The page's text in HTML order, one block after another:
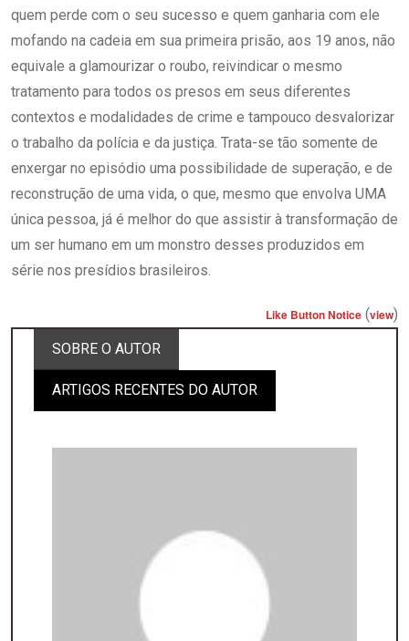
quem perde com o seu sucesso e quem ganharia com ele
mofando na cadeia em sua primeira prisão, aos 19 anos, não
equivale a glamourizar o roubo, reivindicar o mesmo
tratamento para todos os presos em seus diferentes
contextos e modalidades de crime e tampouco desvalorizar
o trabalho da polícia e da justiça. Trata-se tão somente de
enxergar no episódio uma possibilidade de superação, e de
reconstrução de uma vida, o que, mesmo que envolva UMA
única pessoa, já é melhor do que assistir à transformação de
um ser humano em um monstro desses produzidos em
série nos presídios brasileiros.
Like Button Notice (view)
SOBRE O AUTOR
ARTIGOS RECENTES DO AUTOR